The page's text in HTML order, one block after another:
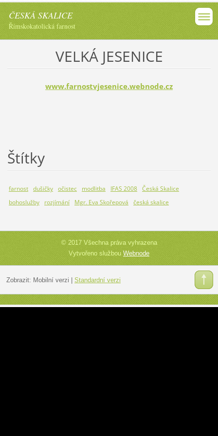
ČESKÁ SKALICE
Římskokatolická farnost
VELKÁ JESENICE
www.farnostvjesenice.webnode.cz
Štítky
farnost dušičky očistec modlitba IFAS 2008 Česká Skalice
bohoslužby
rozjímání Mgr. Eva Skořepová česká skalice
© 2017 Všechna práva vyhrazena
Vytvořeno službouWebnode
Zobrazit: Mobilní verzi Standardní verzi